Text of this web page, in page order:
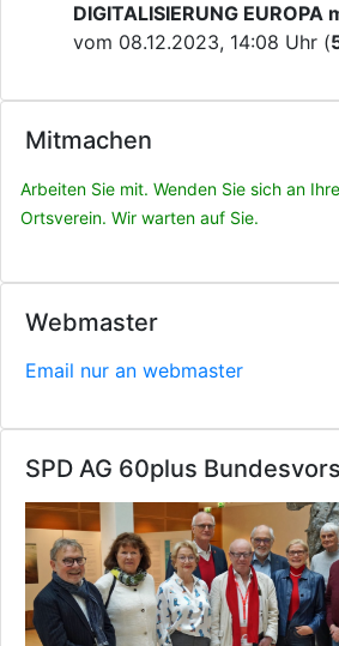
Mitmachen
Arbeiten Sie mit. Wenden Sie sich an
Ortsverein. Wir warten auf Sie.
Webmaster
Email nur an webmaster
DIGITALISIERUNG
vom 08.12.2023, 14:08 Uhr (
SPD AG 60plus